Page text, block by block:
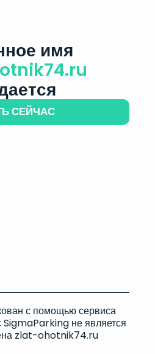
имя
СЕЙЧАС
с помощью сервиса
не является
zlat-ohotnik74.ru